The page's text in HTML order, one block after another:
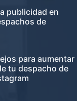
publicidad en
de
para aumentar
tu despacho de